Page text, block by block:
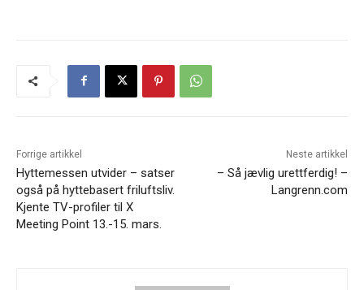
Forrige artikkel
Hyttemessen utvider – satser
også på hyttebasert friluftsliv.
Kjente TV-profiler til X
Meeting Point 13.-15. mars.
Neste artikkel
– Så jævlig urettferdig! –
Langrenn.com